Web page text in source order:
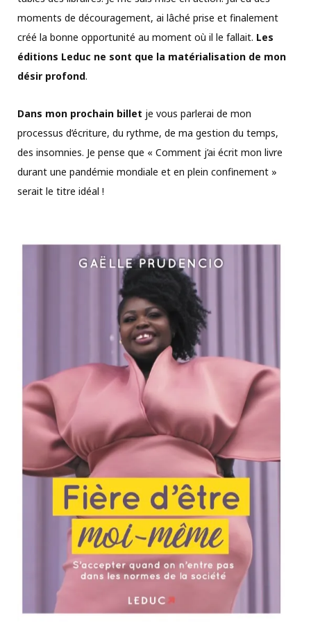
moments de découragement, ai lâché prise et finalement
créé la bonne opportunité au moment où il le fallait. Les
éditions Leduc ne sont que la matérialisation de mon
désir profond.
Dans mon prochain billet je vous parlerai de mon
processus d’écriture, du rythme, de ma gestion du temps,
des insomnies. Je pense que « Comment j’ai écrit mon livre
durant une pandémie mondiale et en plein confinement »
serait le titre idéal !